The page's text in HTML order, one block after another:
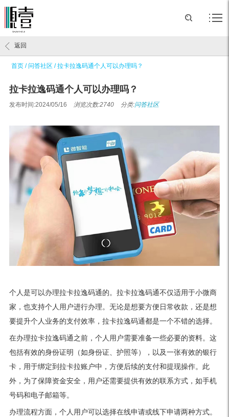
首页 /问答社区 /拉卡拉逸码通个人可以办理吗？
返回
拉卡拉逸码通个人可以办理吗？
发布时间:2024/05/16 浏览次数:2740 分类:问答社区
个人是可以办理拉卡拉逸码通的。拉卡拉逸码通不仅适用于小微商
家，也支持个人用户进行办理。无论是想要方便日常收款，还是想
要提升个人业务的支付效率，拉卡拉逸码通都是一个不错的选择。
在办理拉卡拉逸码通之前，个人用户需要准备一些必要的资料。这
包括有效的身份证明（如身份证、护照等），以及一张有效的银行
卡，用于绑定到拉卡拉账户中，方便后续的支付和提现操作。此
外，为了保障资金安全，用户还需要提供有效的联系方式，如手机
号码和电子邮箱等。
办理流程方面，个人用户可以选择在线申请或线下申请两种方式。